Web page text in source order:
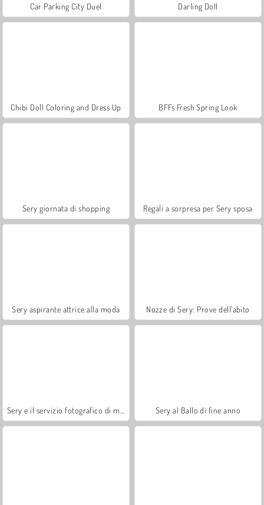
Car Parking City Duel Darling Doll
Chibi Doll Coloring and Dress Up BFFs Fresh Spring Look
Sery giornata di shopping Regali a sorpresa per Sery sposa
Sery aspirante attrice alla moda Nozze di Sery: Prove dell'abito
Sery al Ballo di fine anno